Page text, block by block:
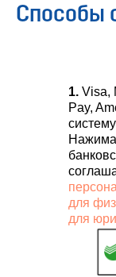
Способы
1. Visa,
Pay,
для
для